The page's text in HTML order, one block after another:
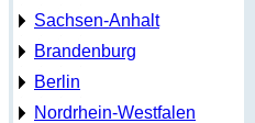
Sachsen-Anhalt
Brandenburg
Berlin
Nordrhein-Westfalen